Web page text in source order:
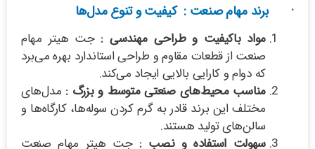
· برند مهام صنعت : کیفیت و تنوع مدل‌ها
مواد باکیفیت و طراحی مهندسی : جت هیتر مهام
صنعت از قطعات مقاوم و طراحی استاندارد بهره می‌برد
که دوام و کارایی بالایی ایجاد می‌کند.
مناسب محیط‌های صنعتی متوسط و بزرگ :مدل‌های
مختلف این برند قادر به گرم کردن سوله‌ها، کارگاه‌ها و
سالن‌های تولید هستند.
سهولت استفاده و نصب : جت هیتر مهام صنعت